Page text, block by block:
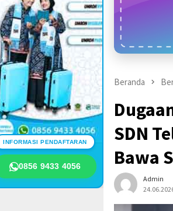
INFORMASI PENDAFTARAN
0856 9433 4056
Beranda
SDN
Bawa
Admin